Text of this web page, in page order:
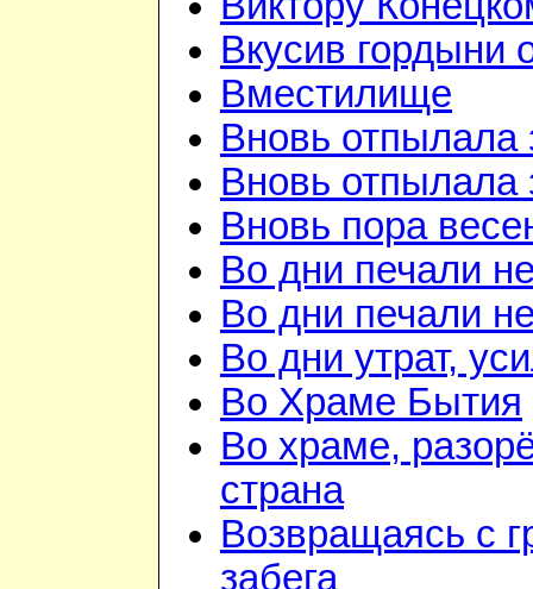
Вкусив гордыни
Вместилище
Вновь отпылала
Вновь отпылала
Вновь пора
Во дни печали
Во дни печали
Во дни утрат,
Во Храме Бытия
Во храме,
страна
Возвращаясь с
забега